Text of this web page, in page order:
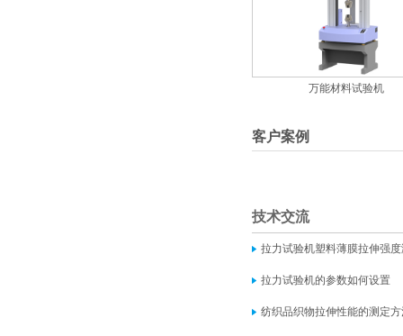
万能材料试验机
客户案例
技术交流
拉力试验机塑料薄膜拉伸强
拉力试验机的参数如何设置
纺织品织物拉伸性能的测定